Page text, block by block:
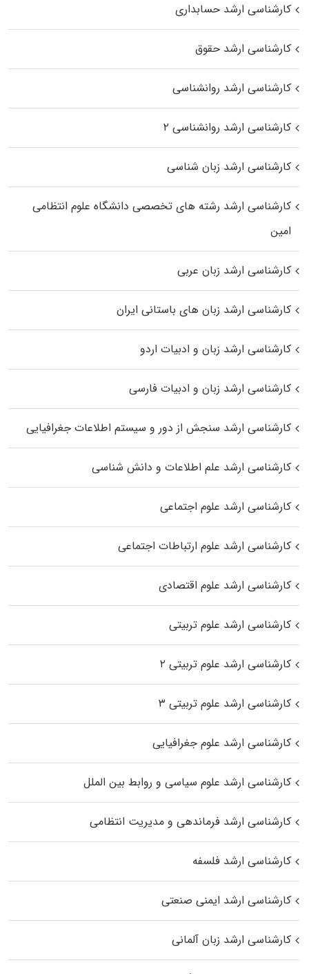
کارشناسی ارشد حسابداری
کارشناسی ارشد حقوق
کارشناسی ارشد روانشناسی
کارشناسی ارشد روانشناسی ۲
کارشناسی ارشد زبان شناسی
کارشناسی ارشد رﺷﺘﻪ ﻫﺎی تخصصی داﻧﺸﮕﺎه ﻋﻠﻮم انتظامی
اﻣﻴﻦ
کارشناسی ارشد زبان عربی
کارشناسی ارشد زبان‌ های باستانی ایران
کارشناسی ارشد زبان و ادبیات اردو
کارشناسی ارشد زبان و ادبیات فارسی
کارشناسی ارشد سنجش از دور و سیستم اطلاعات جغرافیایی
کارشناسی ارشد علم اطلاعات و دانش شناسی
کارشناسی ارشد علوم اجتماعی
کارشناسی ارشد علوم ارتباطات اجتماعی
کارشناسی ارشد علوم اقتصادی
کارشناسی ارشد علوم تربیتی
کارشناسی ارشد علوم تربیتی ۲
کارشناسی ارشد علوم تربیتی ۳
کارشناسی ارشد علوم جغرافیایی
کارشناسی ارشد علوم سیاسی و روابط بین الملل
کارشناسی ارشد فرماندهی و مدیریت انتظامی
کارشناسی ارشد فلسفه
کارشناسی ارشد ایمنی صنعتی
کارشناسی ارشد زبان آلمانی